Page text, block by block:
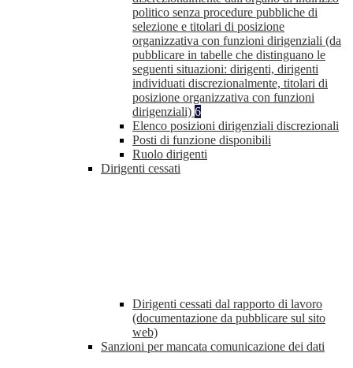
politico senza procedure pubbliche di
selezione e titolari di posizione
organizzativa con funzioni dirigenziali (da
pubblicare in tabelle che distinguano le
seguenti situazioni: dirigenti, dirigenti
individuati discrezionalmente, titolari di
posizione organizzativa con funzioni
dirigenziali) 6
Elenco posizioni dirigenziali discrezionali
Posti di funzione disponibili
Ruolo dirigenti
Dirigenti cessati
Dirigenti cessati dal rapporto di lavoro
(documentazione da pubblicare sul sito
web)
Sanzioni per mancata comunicazione dei dati